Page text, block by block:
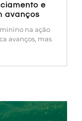
e
avanços
na ação
avanços, mas